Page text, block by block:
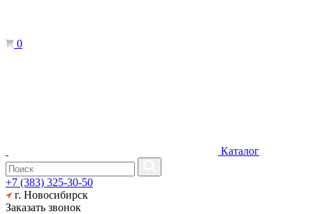
0
Каталог
+7 (383) 325-30-50
г. Новосибирск
Заказать звонок